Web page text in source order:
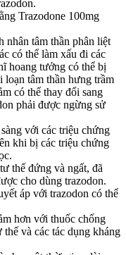
Trazodone 100mg
nhân tâm thần phân liệt
có thể làm xấu đi các
hoang tưởng có thể bị
loạn tâm thần hưng trầm
có thể thay đổi sang
phải được ngừng sử
với các triệu chứng
khi bị các triệu chứng
thế đứng và ngất, đã
cho dùng trazodon.
áp với trazodon có thể
hơn với thuốc chống
thế và các tác dụng kháng